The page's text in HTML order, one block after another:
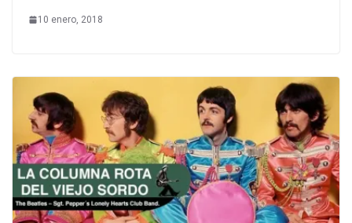
10 enero, 2018